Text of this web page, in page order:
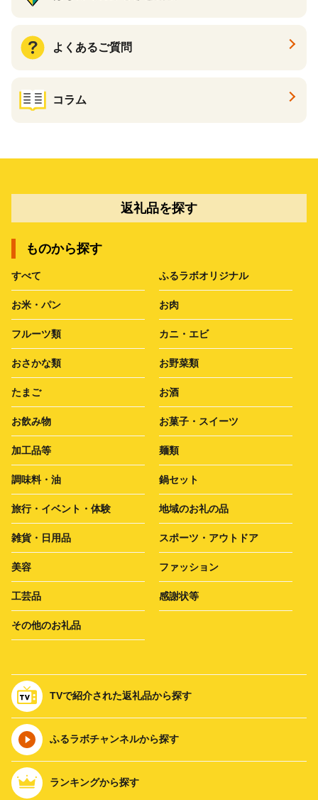
よくあるご質問
コラム
返礼品を探す
ものから探す
すべて ふるラボオリジナル
お米・パン お肉
フルーツ類 カニ・エビ
おさかな類 お野菜類
たまご お酒
お飲み物 お菓子・スイーツ
加工品等 麺類
調味料・油 鍋セット
旅行・イベント・体験 地域のお礼の品
雑貨・日用品 スポーツ・アウトドア
美容 ファッション
工芸品 感謝状等
その他のお礼品
TVで紹介された返礼品から探す
ふるラボチャンネルから探す
ランキングから探す